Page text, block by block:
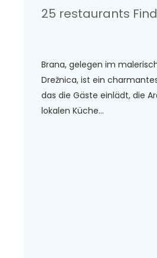
25 restaurants
Brana, gelegen im
Drežnica, ist ein
das die Gäste einlädt, die
lokalen Küche...